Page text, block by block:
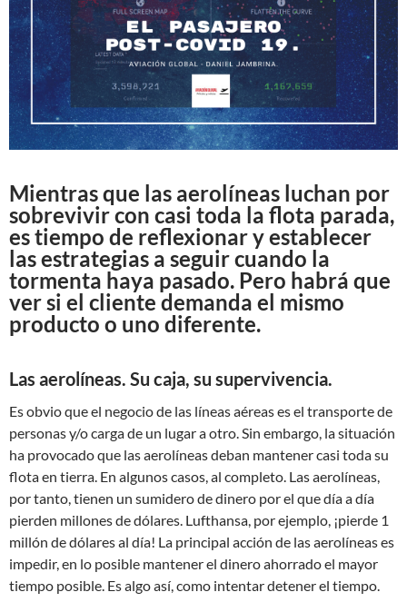
Mientras que las aerolíneas luchan por
sobrevivir con casi toda la flota parada,
es tiempo de reflexionar y establecer
las estrategias a seguir cuando la
tormenta haya pasado. Pero habrá que
ver si el cliente demanda el mismo
producto o uno diferente.
Las aerolíneas. Su caja, su supervivencia.
Es obvio que el negocio de las líneas aéreas es el transporte de
personas y/o carga de un lugar a otro. Sin embargo, la situación
ha provocado que las aerolíneas deban mantener casi toda su
flota en tierra. En algunos casos, al completo. Las aerolíneas,
por tanto, tienen un sumidero de dinero por el que día a día
pierden millones de dólares. Lufthansa, por ejemplo, ¡pierde 1
millón de dólares al día! La principal acción de las aerolíneas es
impedir, en lo posible mantener el dinero ahorrado el mayor
tiempo posible. Es algo así, como intentar detener el tiempo.